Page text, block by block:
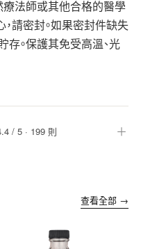
療法師或其他合格的醫學
請密封。如果密封件缺失
存。保護其免受高溫、光
/ 5· 199 則 ＋
查看全部 →